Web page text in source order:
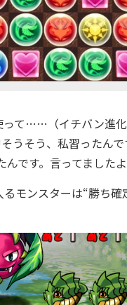
て……（イチバン進化
そう、私習ったん
です。言ってました
モンスターは“勝ち